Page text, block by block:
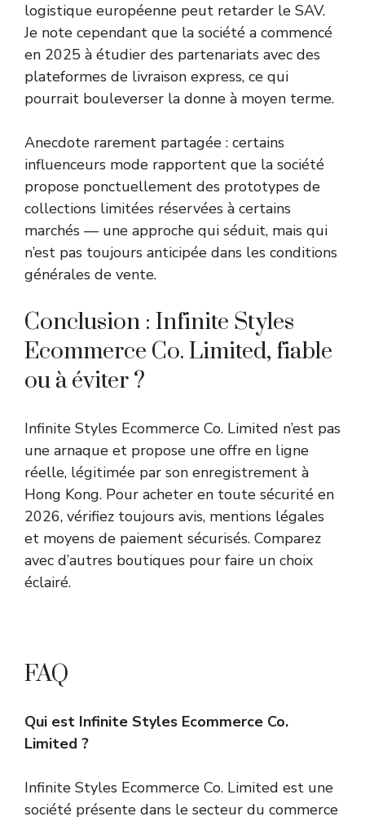
logistique européenne peut retarder le SAV.
Je note cependant que la société a commencé
en 2025 à étudier des partenariats avec des
plateformes de livraison express, ce qui
pourrait bouleverser la donne à moyen terme.
Anecdote rarement partagée : certains
influenceurs mode rapportent que la société
propose ponctuellement des prototypes de
collections limitées réservées à certains
marchés — une approche qui séduit, mais qui
n’est pas toujours anticipée dans les conditions
générales de vente.
Conclusion : Infinite Styles
Ecommerce Co. Limited, fiable
ou à éviter ?
Infinite Styles Ecommerce Co. Limited n’est pas
une arnaque et propose une offre en ligne
réelle, légitimée par son enregistrement à
Hong Kong. Pour acheter en toute sécurité en
2026, vérifiez toujours avis, mentions légales
et moyens de paiement sécurisés. Comparez
avec d’autres boutiques pour faire un choix
éclairé.
FAQ
Qui est Infinite Styles Ecommerce Co.
Limited ?
Infinite Styles Ecommerce Co. Limited est une
société présente dans le secteur du commerce